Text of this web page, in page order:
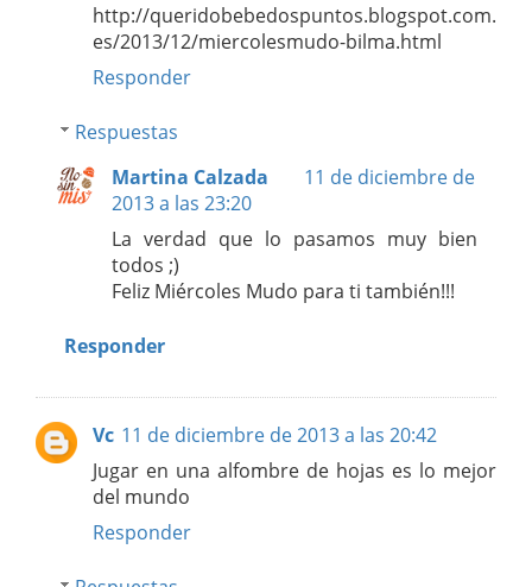
http://queridobebedospuntos.blogspot.com.
es/2013/12/miercolesmudo-bilma.html
Responder
Respuestas
Martina Calzada
11 de diciembre de
2013 a las 23:20
La verdad que lo pasamos muy bien
todos ;)
Feliz Miércoles Mudo para ti también!!!
Responder
Vc 11 de diciembre de 2013 a las 20:42
Jugar en una alfombre de hojas es lo mejor
del mundo
Responder